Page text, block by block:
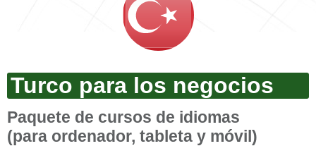
Turco para los negocios
Paquete de cursos de idiomas
(para ordenador, tableta y móvil)